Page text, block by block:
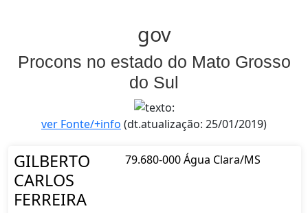
gov
Procons no estado do Mato Grosso
do Sul
ver Fonte/+info (dt.atualização: 25/01/2019)
GILBERTO
CARLOS
FERREIRA
79.680-000 Água Clara/MS